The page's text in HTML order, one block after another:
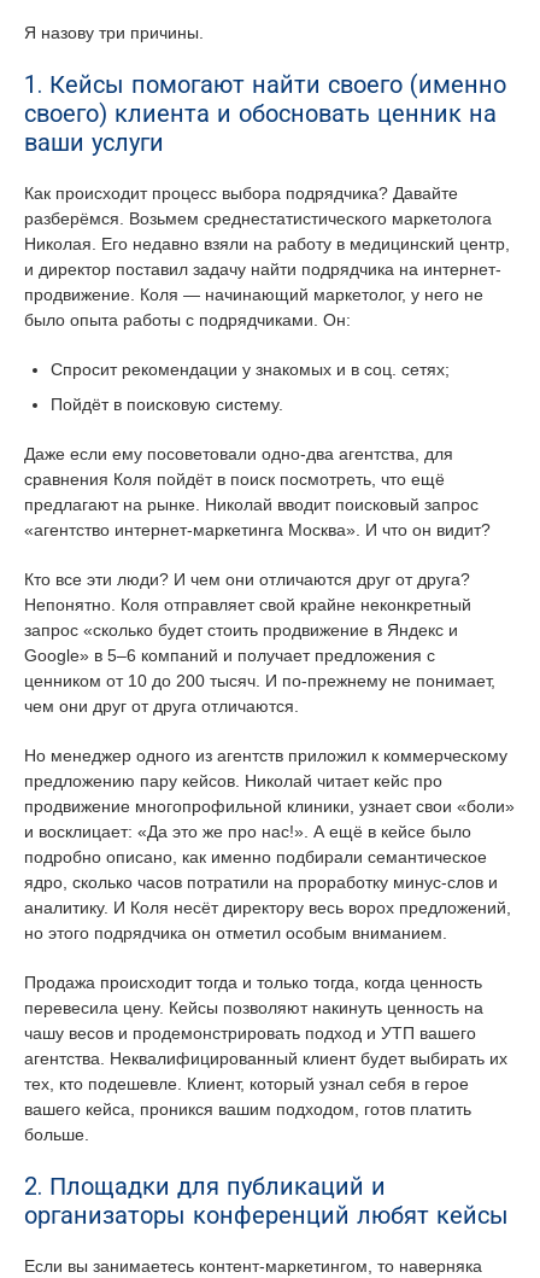
Я назову три причины.
1. Кейсы помогают найти своего (именно
своего) клиента и обосновать ценник на
ваши услуги
Как происходит процесс выбора подрядчика? Давайте
разберёмся. Возьмем среднестатистического маркетолога
Николая. Его недавно взяли на работу в медицинский центр,
и директор поставил задачу найти подрядчика на интернет-
продвижение. Коля — начинающий маркетолог, у него не
было опыта работы с подрядчиками. Он:
Спросит рекомендации у знакомых и в соц. сетях;
Пойдёт в поисковую систему.
Даже если ему посоветовали одно-два агентства, для
сравнения Коля пойдёт в поиск посмотреть, что ещё
предлагают на рынке. Николай вводит поисковый запрос
«агентство интернет-маркетинга Москва». И что он видит?
Кто все эти люди? И чем они отличаются друг от друга?
Непонятно. Коля отправляет свой крайне неконкретный
запрос «сколько будет стоить продвижение в Яндекс и
Google» в 5–6 компаний и получает предложения с
ценником от 10 до 200 тысяч. И по-прежнему не понимает,
чем они друг от друга отличаются.
Но менеджер одного из агентств приложил к коммерческому
предложению пару кейсов. Николай читает кейс про
продвижение многопрофильной клиники, узнает свои «боли»
и восклицает: «Да это же про нас!». А ещё в кейсе было
подробно описано, как именно подбирали семантическое
ядро, сколько часов потратили на проработку минус-слов и
аналитику. И Коля несёт директору весь ворох предложений,
но этого подрядчика он отметил особым вниманием.
Продажа происходит тогда и только тогда, когда ценность
перевесила цену. Кейсы позволяют накинуть ценность на
чашу весов и продемонстрировать подход и УТП вашего
агентства. Неквалифицированный клиент будет выбирать их
тех, кто подешевле. Клиент, который узнал себя в герое
вашего кейса, проникся вашим подходом, готов платить
больше.
2. Площадки для публикаций и
организаторы конференций любят кейсы
Если вы занимаетесь контент-маркетингом, то наверняка